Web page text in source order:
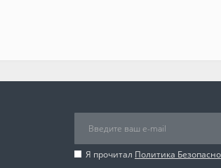
Я прочитал Политика